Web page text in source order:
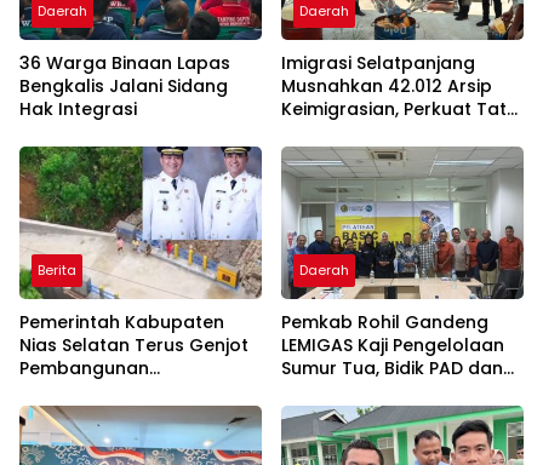
Daerah
36 Warga Binaan Lapas
Bengkalis Jalani Sidang
Hak Integrasi
Daerah
Imigrasi Selatpanjang
Musnahkan 42.012 Arsip
Keimigrasian, Perkuat Tata
Data
Berita
Pemerintah Kabupaten
Nias Selatan Terus Genjot
Pembangunan
Mendorong Konektivitas
dan Pertumbuhan Daerah
Daerah
Pemkab Rohil Gandeng
LEMIGAS Kaji Pengelolaan
Sumur Tua, Bidik PAD dan